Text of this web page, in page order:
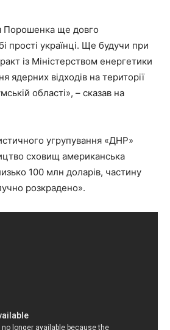
Порошенка ще довго
прості українці. Ще будучи при
із Міністерством енергетики
ядерних відходів на території
області», – сказав на
угрупування «ДНР»
сховищ американська
100 млн доларів, частину
розкрадено».